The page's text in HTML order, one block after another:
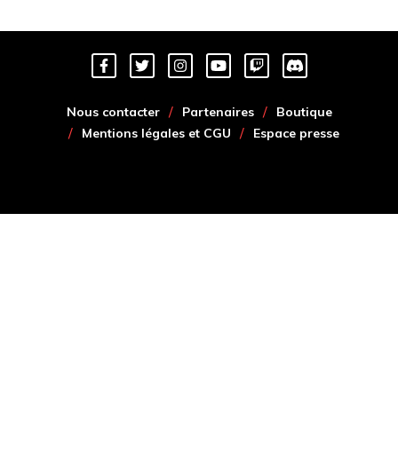
Nous contacter Partenaires
Boutique
Mentions légales et CGU
Espace presse